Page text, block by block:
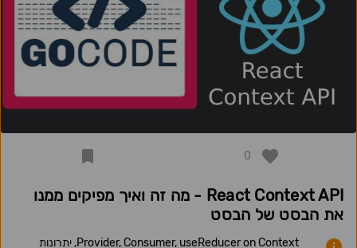
0
React Context API - מה זה ואיך מפיקים ממנו
את הבסט של הבסט
Provider, Consumer, useReducer on Context, יתרונות